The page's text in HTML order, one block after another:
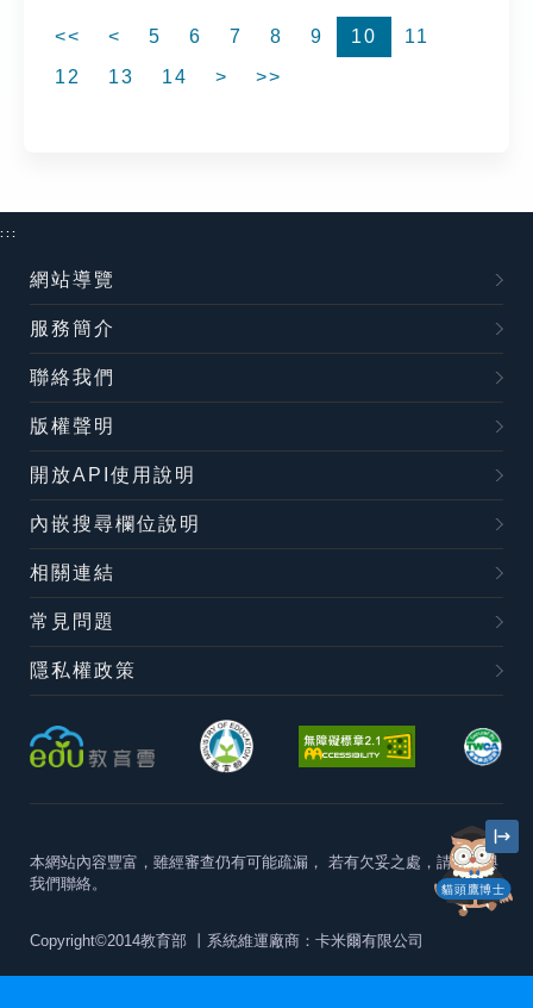
<< < 5 6 7 8 9 10
11
12
13 14 > >>
貓頭鷹博士
:::
網站導覽
服務簡介
聯絡我們
版權聲明
開放API使用說明
內嵌搜尋欄位說明
相關連結
常見問題
隱私權政策
本網站內容豐富，雖經審查仍有可能疏漏， 若有欠妥之處，請隨時與
我們聯絡。
Copyright©2014教育部 丨系統維運廠商：卡米爾有限公司